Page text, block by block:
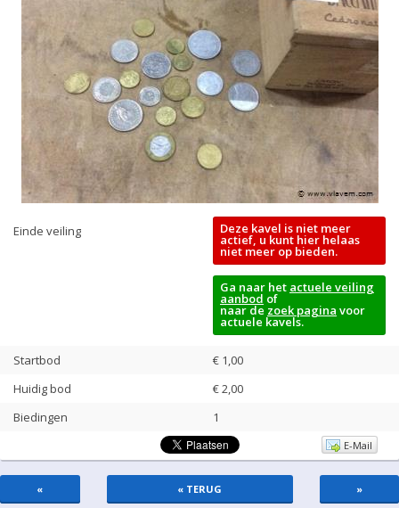
Einde veiling Deze kavel is niet meer
actief, u kunt hier helaas
niet meer op bieden.
Ga naar het actuele veiling
aanbod of
naar de zoek pagina voor
actuele kavels.
Startbod
€ 1,00
Huidig bod
€2,00
Biedingen
1
E-Mail
« « TERUG »